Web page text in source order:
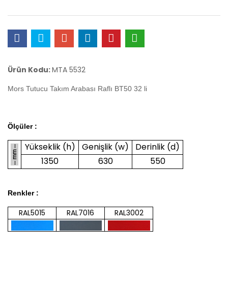
Ürün Kodu:MTA 5532
Mors Tutucu Takım Arabası Raflı BT50 32 li
Ölçüler :
Yükseklik (h) Genişlik (w)
Derinlik (d)
1350
630 550
Renkler :
RAL5015 RAL7016 RAL3002